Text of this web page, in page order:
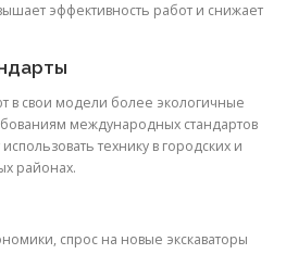
эффективность работ и снижает
в свои модели более экологичные
международных стандартов
технику в городских и
районах.
спрос на новые экскаваторы